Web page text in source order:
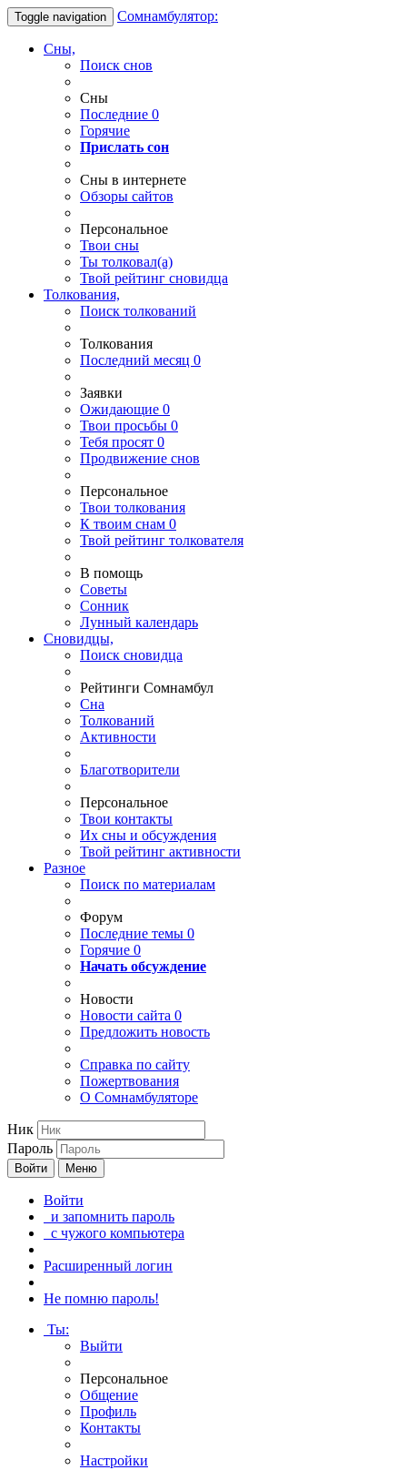
Toggle navigation Сомнамбулятор:
Сны,
Поиск снов
Сны
Последние 0
Горячие
Прислать сон
Сны в интернете
Обзоры сайтов
Персональное
Твои сны
Ты толковал(а)
Твой рейтинг сновидца
Толкования,
Поиск толкований
Толкования
Последний месяц 0
Заявки
Ожидающие 0
Твои просьбы 0
Тебя просят 0
Продвижение снов
Персональное
Твои толкования
К твоим снам 0
Твой рейтинг толкователя
В помощь
Советы
Сонник
Лунный календарь
Сновидцы,
Поиск сновидца
Рейтинги Сомнамбул
Сна
Толкований
Активности
Благотворители
Персональное
Твои контакты
Их сны и обсуждения
Твой рейтинг активности
Разное
Поиск по материалам
Форум
Последние темы 0
Горячие 0
Начать обсуждение
Новости
Новости сайта 0
Предложить новость
Справка по сайту
Пожертвования
О Сомнамбуляторе
Ник
Пароль
Войти Меню
Войти
и запомнить пароль
с чужого компьютера
Расширенный логин
Не помню пароль!
Ты:
Выйти
Персональное
Общение
Профиль
Контакты
Настройки